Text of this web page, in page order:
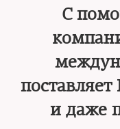
С
и даже